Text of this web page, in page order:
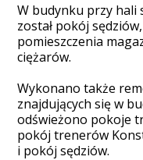
W budynku przy
został pokój
pomieszczenia
ciężarów.
Wykonano także
znajdujących się w
odświeżono pokoje
pokój trenerów
i pokój sędziów.